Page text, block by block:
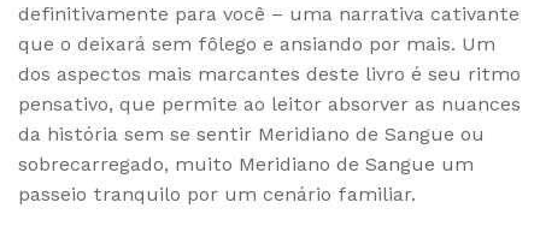
definitivamente para você – uma narrativa cativante
que o deixará sem fôlego e ansiando por mais. Um
dos aspectos mais marcantes deste livro é seu ritmo
pensativo, que permite ao leitor absorver as nuances
da história sem se sentir Meridiano de Sangue ou
sobrecarregado, muito Meridiano de Sangue um
passeio tranquilo por um cenário familiar.